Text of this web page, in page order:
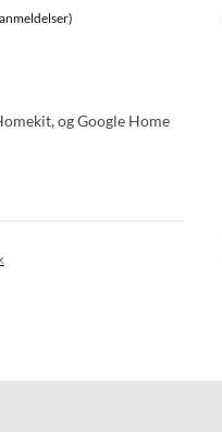
og Google Home